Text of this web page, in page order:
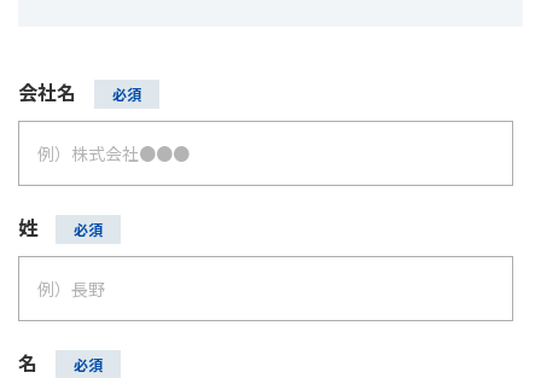
会社名
姓
名